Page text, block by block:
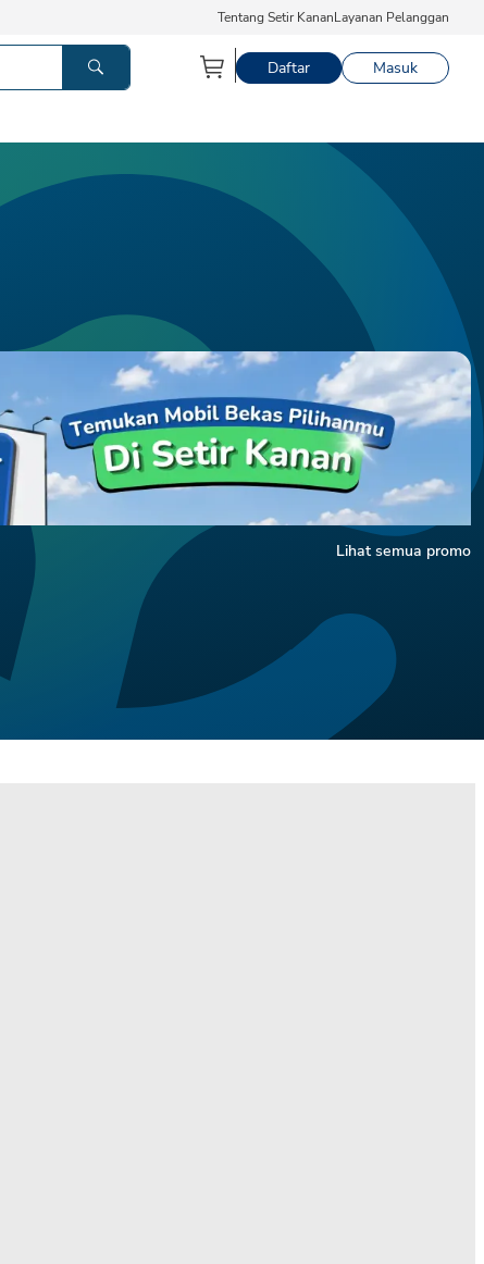
Tentang Setir KananLayanan Pelanggan
Daftar Masuk
Lihat semua promo